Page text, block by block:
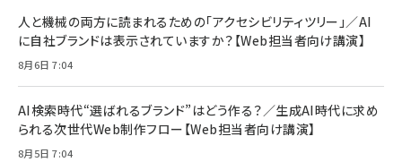
組織の成果を最大化する ルールのデザイン
￥1,980
Amazonランキングをもっと見る
技術基準適合】ブラック
￥5,990
ケーブル Anker絡まないケーブル 240W 結束バン
ド付き USB PD対応 シリコン素材採用 iPhone
17 / 16 / 15 / Galaxy iPad Pro MacBook
Pro/Air 各種対応 (1.8m ミッドナイトブラック)
￥1,890
サッポロ 生ビール 黒ラベル 350ml 缶 24本 ビー
ル ケース買い【6/30応募〆切! 黒ラベルビヤセラー
￥4,857
人と機械の両方に読まれるための「アクセシビリティツリー」／AI
に自社ブランドは表示されていますか？【Web担当者向け講演】
8月6日 7:04
AI検索時代“選ばれるブランド”はどう作る？／生成AI時代に求め
られる次世代Web制作フロー【Web担当者向け講演】
8月5日 7:04